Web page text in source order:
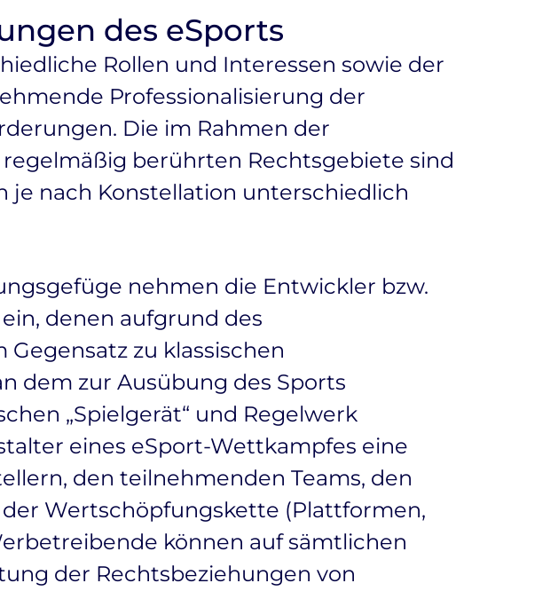
des eSports
Rollen und Interessen sowie der
Professionalisierung der
Die im Rahmen der
berührten Rechtsgebiete sind
je nach Konstellation unterschiedlich
nehmen die Entwickler bzw.
denen aufgrund des
zu klassischen
dem zur Ausübung des Sports
„Spielgerät“ und Regelwerk
eines eSport-Wettkampfes eine
den teilnehmenden Teams, den
Wertschöpfungskette (Plattformen,
können auf sämtlichen
der Rechtsbeziehungen von